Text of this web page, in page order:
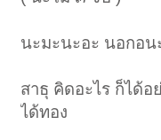
นะมะนะอะ นอกอน
สาธุ คิดอะไร ก็ได้อ
ได้ทอง